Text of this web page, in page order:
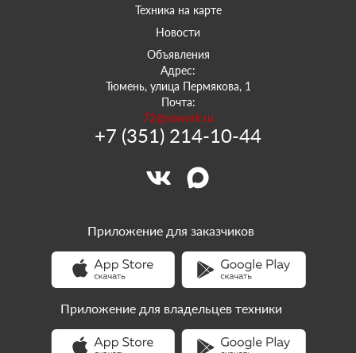
Техника на карте
Новости
Объявления
Адрес:
Тюмень, улица Пермякова, 1
Почта:
72@sowork.ru
+7 (351) 214-10-44
Приложение для заказчиков
Приложение для владельцев техники